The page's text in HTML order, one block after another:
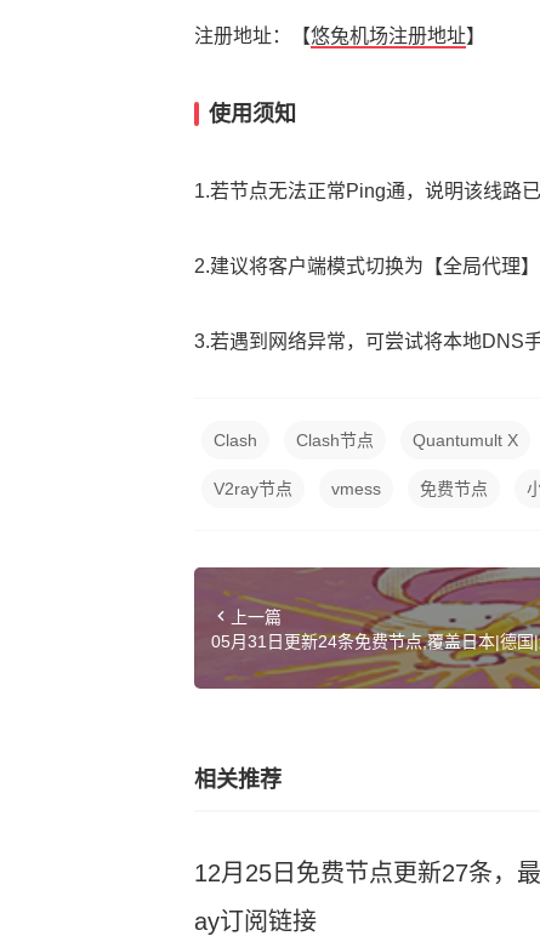
注册地址：【悠兔机场注册地址】
使用须知
1.若节点无法正常Ping通，说明该线路
2.建议将客户端模式切换为【全局代理
3.若遇到网络异常，可尝试将本地DNS
Clash Clash节点 Quantumult X
V2ray节点 vmess 免费节点
上一篇
05月31日更新24条免费节点,覆盖日本|德国
Clash订阅链接
相关推荐
12月25日免费节点更新27条，
ay订阅链接